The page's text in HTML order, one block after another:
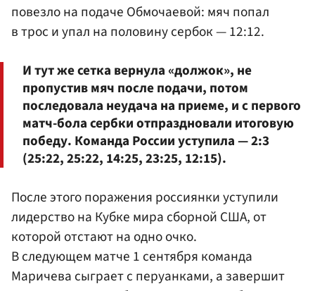
повезло на подаче Обмочаевой: мяч попал
в трос и упал на половину сербок — 12:12.
И тут же сетка вернула «должок», не
пропустив мяч после подачи, потом
последовала неудача на приеме, и с первого
матч-бола сербки отпраздновали итоговую
победу. Команда России уступила — 2:3
(25:22, 25:22, 14:25, 23:25, 12:15).
После этого поражения россиянки уступили
лидерство на Кубке мира сборной США, от
которой отстают на одно очко.
В следующем матче 1 сентября команда
Маричева сыграет с перуанками, а завершит